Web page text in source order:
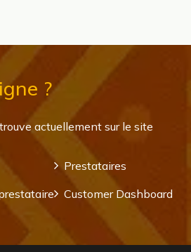
?
actuellement sur le site
Prestataires
Customer Dashboard